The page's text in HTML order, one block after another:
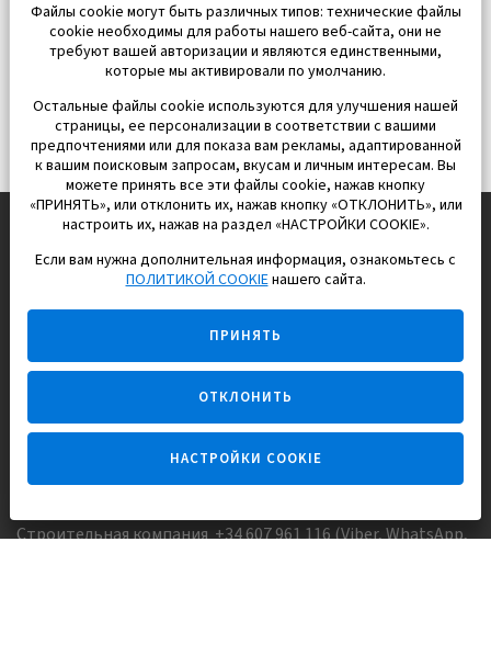
EUROPISOL 2002 S.L.
Строим и продаем дома
для счастливой жизни в Испании
Задайте вопрос
Строительная компания +34 607 961 116 (Viber, WhatsApp,
Файлы cookie могут быть различных типов: технические файлы
cookie необходимы для работы нашего веб-сайта, они не
требуют вашей авторизации и являются единственными,
которые мы активировали по умолчанию.
Остальные файлы cookie используются для улучшения нашей
страницы, ее персонализации в соответствии с вашими
предпочтениями или для показа вам рекламы, адаптированной
к вашим поисковым запросам, вкусам и личным интересам. Вы
можете принять все эти файлы cookie, нажав кнопку
«ПРИНЯТЬ», или отклонить их, нажав кнопку «ОТКЛОНИТЬ», или
настроить их, нажав на раздел «НАСТРОЙКИ COOKIE».
Если вам нужна дополнительная информация, ознакомьтесь с
ПОЛИТИКОЙ COOKIEнашего сайта.
ПРИНЯТЬ
ОТКЛОНИТЬ
НАСТРОЙКИ COOKIE